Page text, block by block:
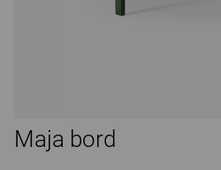
Maja bord